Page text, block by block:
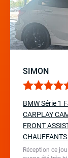
SIMON
BMW Série 1
CARPLAY
FRONT
Réception ce